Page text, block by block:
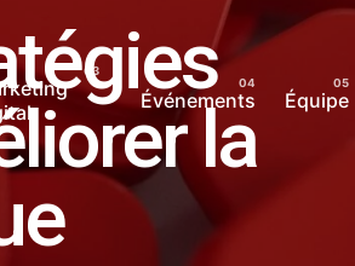
Événements Équipe
la